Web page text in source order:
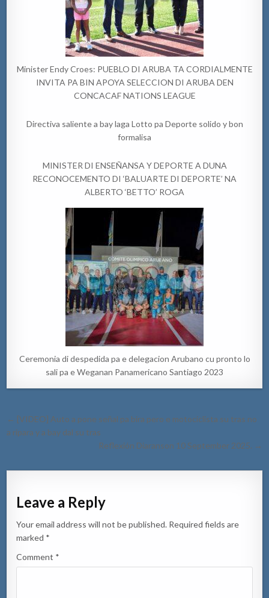
Minister Endy Croes: PUEBLO DI ARUBA TA CORDIALMENTE
INVITA PA BIN APOYA SELECCION DI ARUBA DEN
CONCACAF NATIONS LEAGUE
Directiva saliente a bay laga Lotto pa Deporte solido y bon
formalisa
MINISTER DI ENSEÑANSA Y DEPORTE A DUNA
RECONOCEMENTO DI ‘BALUARTE DI DEPORTE’ NA
ALBERTO ‘BETTO’ ROGA
Ceremonia di despedida pa e delegacion Arubano cu pronto lo
sali pa e Weganan Panamericano Santiago 2023
Post
navigation
← [VIDEO] Auto a pone señal pa bira pero e motociclista su tras no
a ripara y a bay dal su tras
Reflexión Diaranson 10 September 2025. →
Leave a Reply
Your email address will not be published. Required fields are
marked *
Comment *